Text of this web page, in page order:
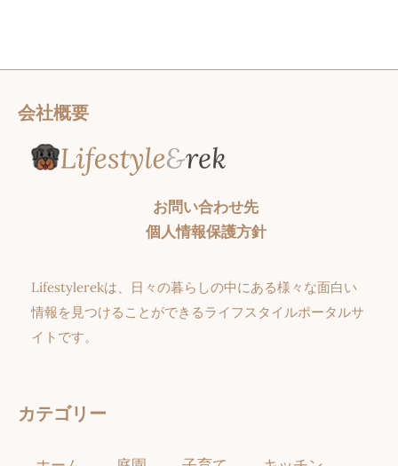
会社概要
お問い合わせ先
個人情報保護方針
Lifestylerekは、日々の暮らしの中にある様々な面白い
情報を見つけることができるライフスタイルポータルサ
イトです。
カテゴリー